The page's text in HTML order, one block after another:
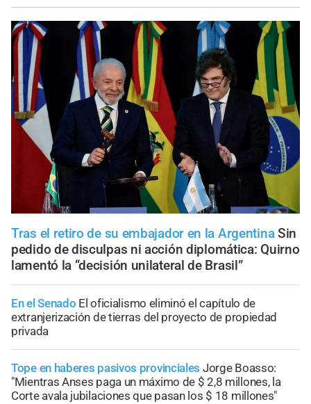
Tras el retiro de su embajador en la Argentina Sin
pedido de disculpas ni acción diplomática: Quirno
lamentó la “decisión unilateral de Brasil”
En el Senado El oficialismo eliminó el capítulo de
extranjerización de tierras del proyecto de propiedad
privada
Tope en haberes pasivos provinciales Jorge Boasso:
"Mientras Anses paga un máximo de $ 2,8 millones, la
Corte avala jubilaciones que pasan los $ 18 millones"